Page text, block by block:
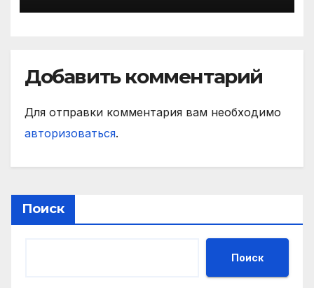
Добавить комментарий
Для отправки комментария вам необходимо
авторизоваться.
Поиск
Поиск